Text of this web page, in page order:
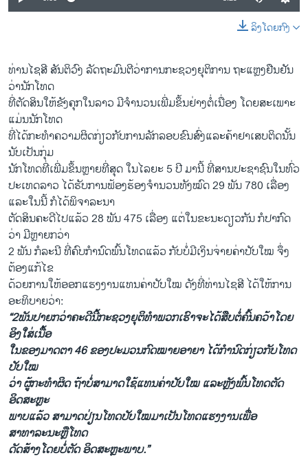
ລິງໂດຍກົງ
ທ່ານໄຊສີ ສັນຕິວົງ ລັດຖະມົນຕີວ່າການກະຊວງຍຸຕິການ ຖະແຫຼງຢືນຢັນ
ວ່ານັກໂທດ
ທີ່ຕັດສິນໃຫ້ຂັງຄຸກໃນລາວ ມີຈຳນວນເພີ່ມຂຶ້ນຢ່າງຕໍ່ເນື່ອງ ໂດຍສະເພາະ
ແມ່ນນັກໂທດ
ທີ່ໄດ້ກະທຳຄວາມຜິດກ່ຽວກັບການລັກລອບຂົນສົ່ງແລະຄ້າຢາເສບຕິດນັ້ນ
ນັບເປັນກຸ່ມ
ນັກໂທດທີ່ເພີ່ມຂຶ້ນຫຼາຍທີ່ສຸດ ໃນໄລຍະ 5 ປີ ມານີ້ ທີ່ສານປະຊາຊົນໃນທົ່ວ
ປະເທດລາວ ໄດ້ຮັບການຟ້ອງຮ້ອງຈຳນວນທັງໝົດ 29 ພັນ 780 ເລື່ອງ
ແລະໃນນີ້ ກໍໄດ້ພິຈາລະນາ
ຕັດ​ສິນຄະດີໄປແລ້ວ 28 ພັນ 475 ເລື່ອງ ແຕ່ໃນຂະນະດຽວກັນ ກໍປາກົດ
ວ່າ ມີຫຼາຍກວ່າ
2 ພັນ ກໍລະນີ ທີ່ຄົບກຳນົດພົ້ນໂທດແລ້ວ ກັບບໍ່ມີເງິນຈ່າຍຄ່າປັບໃໝ ຈຶ່ງ
ຕ້ອງແກ້ໄຂ
ດ້ວຍການໃຫ້ອອກແຮງງານແທນຄ່າປັບໃໝ ດັງທີ່ທ່ານໄຊສີ ໄດ້ໃຫ້ການ
ອະທິບາຍວ່າ:
“2ພັນປາຍກວ່າຄະດີນີ້ກະຊວງຍຸຕິທຳພວກເຮົາຈະໄດ້ສືບຕໍ່ຄົ້ນຄວ້າໂດຍ
ອິງໃສ່ເນື້ອ
ໃນຂອງມາດຕາ 46 ຂອງປະມວນກົດໝາຍອາຍາ ໄດ້ກຳນົດກ່ຽວກັບໂທດ
ປັບໃໝ
ວ່າ ຜູ້ກະທຳຜິດ ຖ້າບໍ່ສາມາດໃຊ້ແທນຄ່າປັບໃໝ ແລະຫຼັງພົ້ນໂທດຕັດ
ອິດສະຫຼະ
ພາບແລ້ວ ສາມາດປ່ຽນໂທດປັບໃໝມາເປັນໂທດແຮງງານເພື່ອ
ສາທາລະນະຫຼືໂທດ
ດັດສ້າງໂດຍບໍ່ຕັດ ອິດສະຫຼະພາບ.”